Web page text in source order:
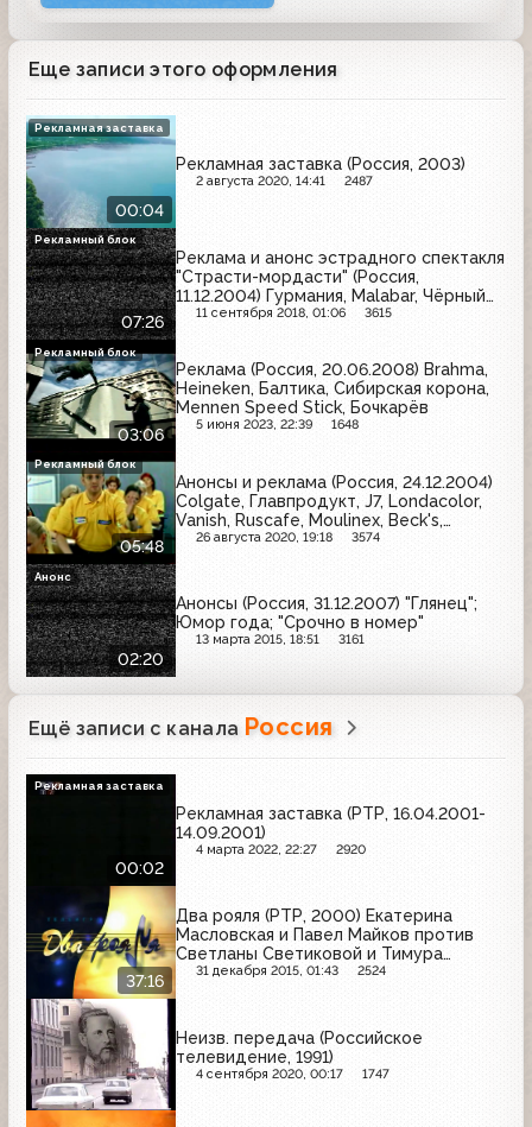
Еще записи этого оформления
00:04
Рекламная заставка (Россия, 2003)
2 августа 2020, 14:41 2487
Рекламная заставка
07:26
Реклама и анонс эстрадного спектакля
"Страсти-мордасти" (Россия,
11.12.2004) Гурмания, Malabar, Чёрный
жемчуг, Ariston, Евросеть, Garnier,
11 сентября 2018, 01:06 3615
Рекламный блок
03:06
Реклама (Россия, 20.06.2008) Brahma,
Heineken, Балтика, Сибирская корона,
Mennen Speed Stick, Бочкарёв
5 июня 2023, 22:39 1648
Рекламный блок
05:48
Анонсы и реклама (Россия, 24.12.2004)
Colgate, Главпродукт, J7, Londacolor,
Vanish, Ruscafe, Moulinex, Beck's,
Эльдорадо, Чёрный жемчуг, День
26 августа 2020, 19:18 3574
Рекламный блок
02:20
Анонсы (Россия, 31.12.2007) "Глянец";
Юмор года; "Срочно в номер"
13 марта 2015, 18:51 3161
Анонс
Ещё записи с канала Россия
00:02
Рекламная заставка (РТР, 16.04.2001-
14.09.2001)
4 марта 2022, 22:27 2920
Рекламная заставка
37:16
Два рояля (РТР, 2000) Екатерина
Масловская и Павел Майков против
Светланы Светиковой и Тимура
Ведерникова
31 декабря 2015, 01:43 2524
Неизв. передача (Российское
телевидение, 1991)
4 сентября 2020, 00:17 1747